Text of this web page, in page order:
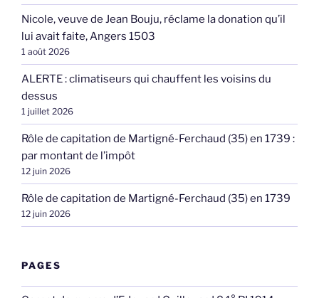
Nicole, veuve de Jean Bouju, réclame la donation qu’il
lui avait faite, Angers 1503
1 août 2026
ALERTE : climatiseurs qui chauffent les voisins du
dessus
1 juillet 2026
Rôle de capitation de Martigné-Ferchaud (35) en 1739 :
par montant de l’impôt
12 juin 2026
Rôle de capitation de Martigné-Ferchaud (35) en 1739
12 juin 2026
PAGES